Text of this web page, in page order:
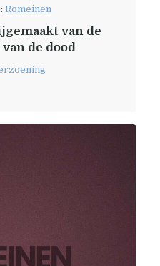
Romeinen
van de
de dood